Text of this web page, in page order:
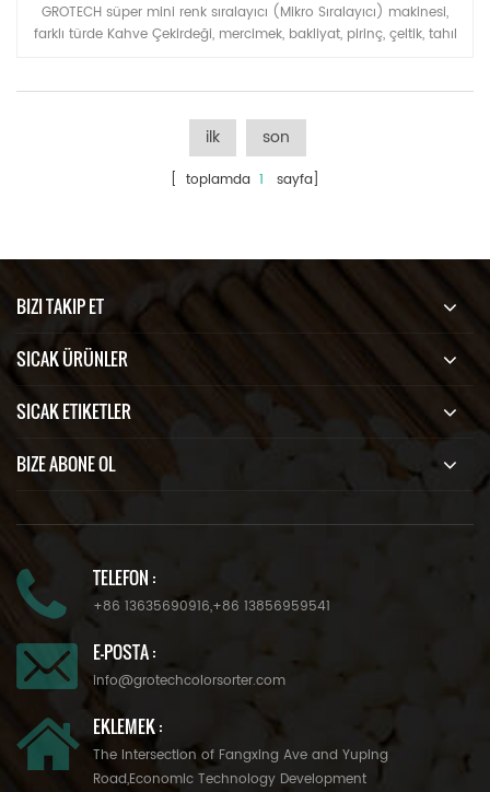
GROTECH süper mini renk sıralayıcı (Mikro Sıralayıcı) makinesi,
farklı türde Kahve Çekirdeği, mercimek, bakliyat, pirinç, çeltik, tahıl
ilk son
[ toplamda 1 sayfa]
BIZI TAKIP ET
SICAK ÜRÜNLER
SICAK ETIKETLER
BIZE ABONE OL
TELEFON :
+86 13635690916,+86 13856959541
E-POSTA :
info@grotechcolorsorter.com
EKLEMEK :
The Intersection of Fangxing Ave and Yuping
Road,Economic Technology Development